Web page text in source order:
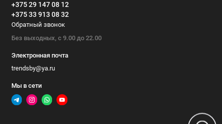
+375 29 147 08 12
+375 33 913 08 32
Обратный звонок
Без выходных, с 9.00 до 22.00
Электронная почта
trendsby@ya.ru
Мы в сети